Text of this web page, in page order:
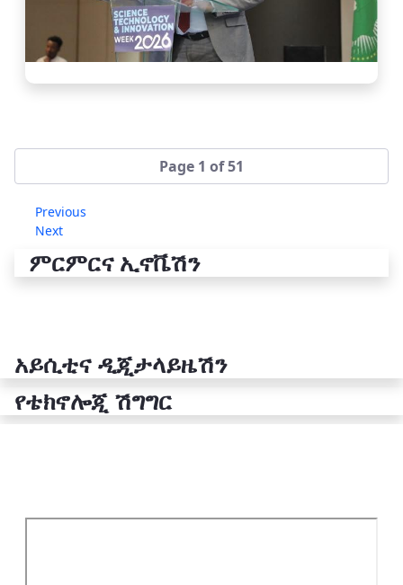
Page 1 of 51
Previous
Next
ምርምርና ኢኖቬሽን
አይሲቲና ዲጂታላይዜሽን
የቴክኖሎጂ ሽግግር